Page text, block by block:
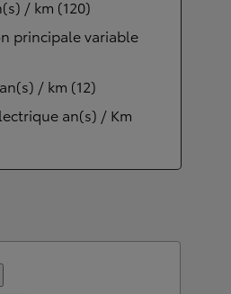
/ km (120)
principale variable
/ km (12)
an(s) / Km